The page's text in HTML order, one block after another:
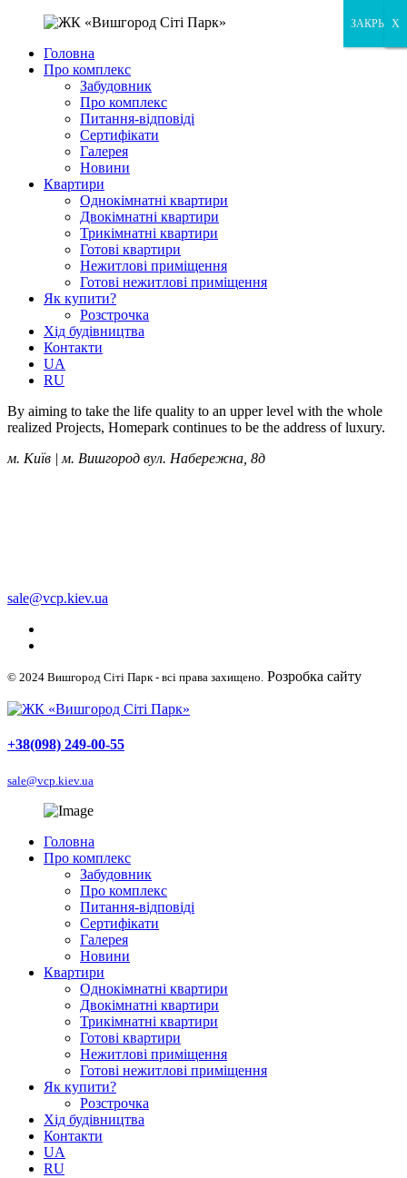
Головна
Про комплекс
Забудовник
Про комплекс
Питання-відповіді
Сертифікати
Галерея
Новини
Квартири
Однокімнатні квартири
Двокімнатні квартири
Трикімнатні квартири
Готові квартири
Нежитлові приміщення
Готові нежитлові приміщення
Як купити?
Розстрочка
Хід будівництва
Контакти
UA
RU
By aiming to take the life quality to an upper level with the whole
realized Projects, Homepark continues to be the address of luxury.
м. Київ | м. Вишгород вул. Набережна, 8д
sale@vcp.kiev.ua
© 2024 Вишгород Сіті Парк - всі права захищено. Розробка сайту
+38(098) 249-00-55
sale@vcp.kiev.ua
Головна
Про комплекс
Забудовник
Про комплекс
Питання-відповіді
Сертифікати
Галерея
Новини
Квартири
Однокімнатні квартири
Двокімнатні квартири
Трикімнатні квартири
Готові квартири
Нежитлові приміщення
Готові нежитлові приміщення
Як купити?
Розстрочка
Хід будівництва
Контакти
UA
RU
X
ЗАКРЫТЬ
X